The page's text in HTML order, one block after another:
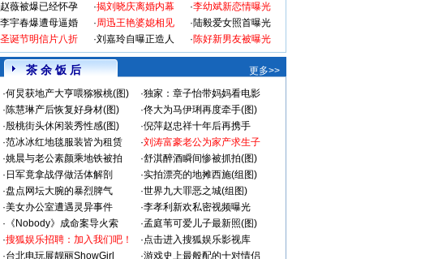
赵薇被爆已经怀孕
李宇春爆遭母逼婚
圣诞节明信片八折
·揭刘晓庆离婚内幕
·周迅王艳婆媳相见
·刘嘉玲自曝正造人
·李幼斌新恋情曝光
·陆毅爱女照首曝光
·陈好新男友被曝光
茶 余 饭 后
更多>>
·何炅获地产大亨喂猕猴桃(图) ·独家：章子怡带妈妈看电影
·陈慧琳产后恢复好身材(图) ·佟大为马伊琍再度牵手(图)
·殷桃街头休闲装秀性感(图) ·倪萍赵忠祥十年后再携手
·范冰冰红地毯服装皆为租赁 ·刘涛富豪老公为家产求生子
·姚晨与老公素颜乘地铁被拍 ·舒淇醉酒瞬间惨被抓拍(图)
· 日军竟拿战俘做活体解剖 ·实拍漂亮的地摊西施(组图)
·盘点网坛大腕的暴烈脾气 ·世界九大罪恶之城(组图)
·美女办公室遭遇灵异事件 ·李孝利新欢私密视频曝光
· 《Nobody》成命案导火索 ·孟庭苇可爱儿子最新照(图)
·搜狐娱乐招聘：加入我们吧！ ·点击进入搜狐娱乐影视库
·台北电玩展靓丽ShowGirl ·游戏史上最般配的十对情侣